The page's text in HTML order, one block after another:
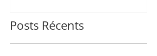
Posts Récents